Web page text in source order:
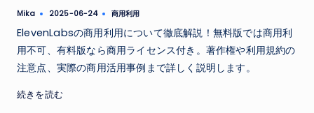
Posted
Mika 2025-06-24
Tags: 商用利用
ElevenLabsの商用利用について徹底解説！無料版では商用利
用不可、有料版なら商用ライセンス付き。著作権や利用規約の
注意点、実際の商用活用事例まで詳しく説明します。
続きを読む